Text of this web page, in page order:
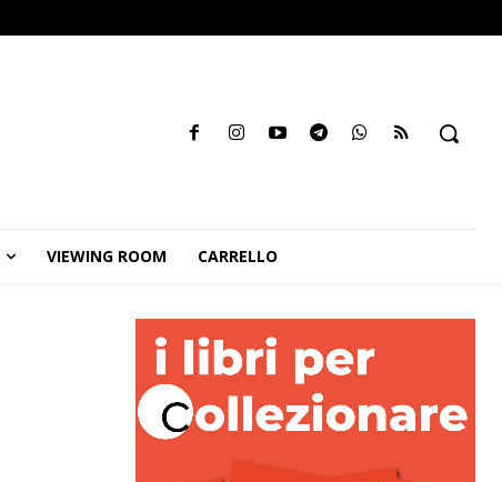
VIEWING ROOM CARRELLO